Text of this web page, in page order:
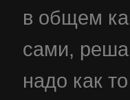
в общем
сами,
надо как